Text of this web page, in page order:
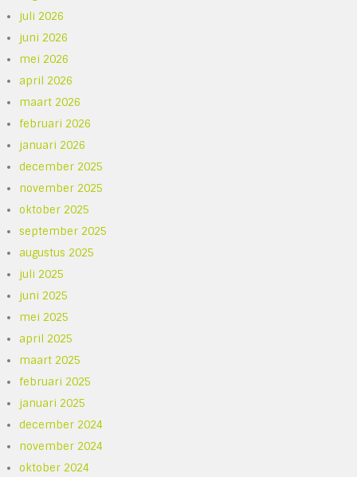
juli 2026
juni 2026
mei 2026
april 2026
maart 2026
februari 2026
januari 2026
december 2025
november 2025
oktober 2025
september 2025
augustus 2025
juli 2025
juni 2025
mei 2025
april 2025
maart 2025
februari 2025
januari 2025
december 2024
november 2024
oktober 2024